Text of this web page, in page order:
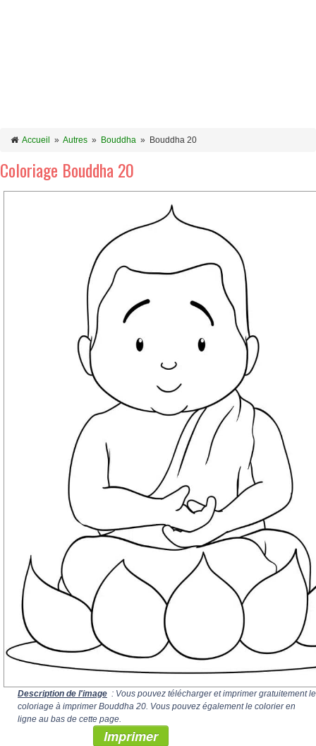
Accueil » Autres » Bouddha » Bouddha 20
Coloriage Bouddha 20
Description de l'image : Vous pouvez télécharger et imprimer gratuitement le
coloriage à imprimer Bouddha 20. Vous pouvez également le colorier en
ligne au bas de cette page.
Imprimer